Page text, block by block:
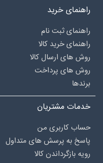
راهنمای خرید
راهنمای ثبت نام
راهنمای خرید کالا
روش های ارسال کالا
روش های پرداخت
برندها
خدمات مشتریان
حساب کاربری من
پاسخ به پرسش های متداول
رویه بازگرداندن کالا